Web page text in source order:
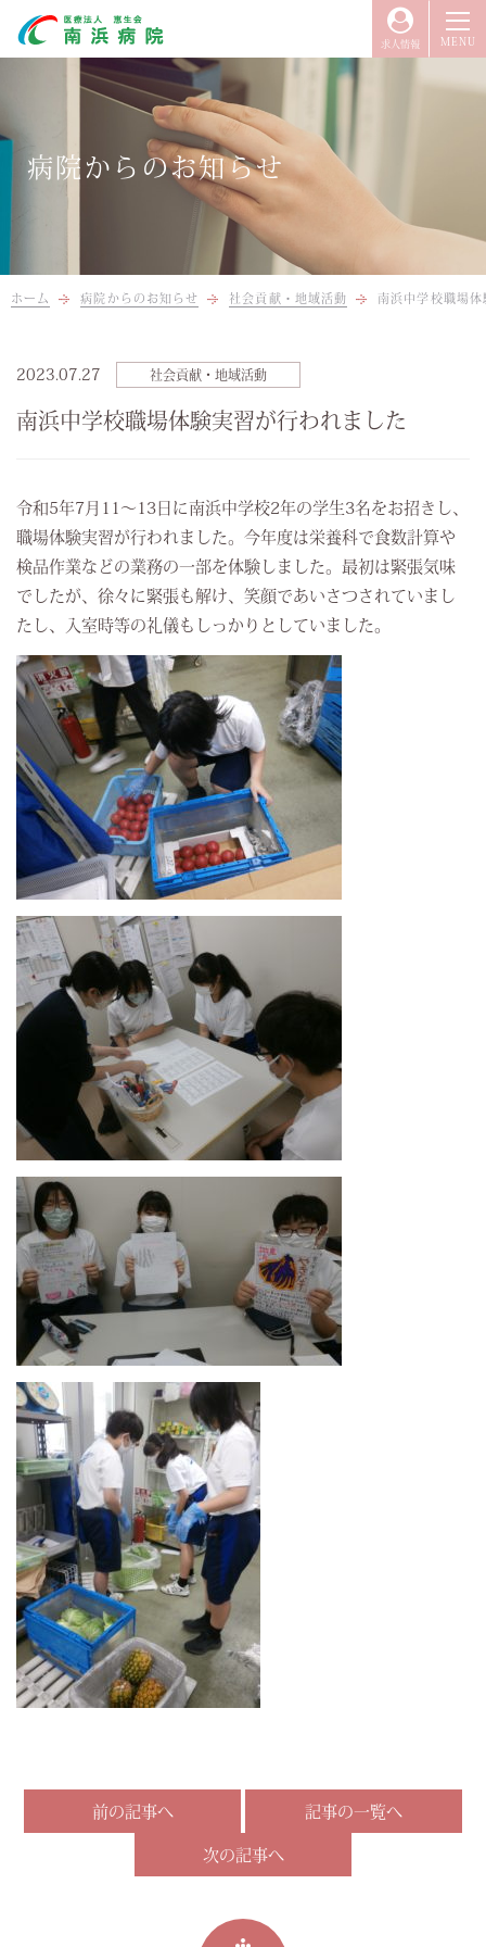
当院について
入院のご案内
医療関係者の方へ
TEL.025-255-2121（代表）
お問い合わせ 採用情報
いなほ園ブログ リンク 個人情報について
求人情報
病院からのお知らせ
ホーム 病院からのお知らせ 社会貢献・地域活動 南浜中学校職場
2023.07.27 社会貢献・地域活動
南浜中学校職場体験実習が行われました
令和5年7月11～13日に南浜中学校2年の学生3名をお招きし、
職場体験実習が行われました。今年度は栄養科で食数計算や
検品作業などの業務の一部を体験しました。最初は緊張気味
でしたが、徐々に緊張も解け、笑顔であいさつされていまし
たし、入室時等の礼儀もしっかりとしていました。
前の記事へ
記事の一覧へ
次の記事へ